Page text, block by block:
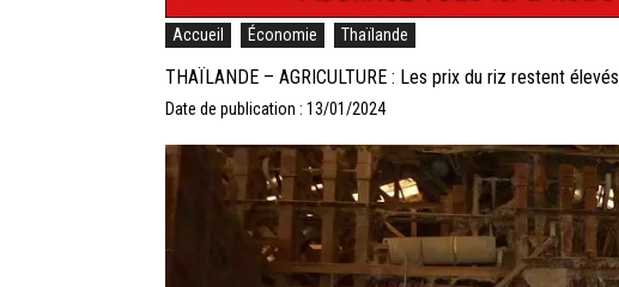
Accueil Économie Thaïlande
THAÏLANDE – AGRICULTURE : Les prix du riz restent élevés
Date de publication : 13/01/2024